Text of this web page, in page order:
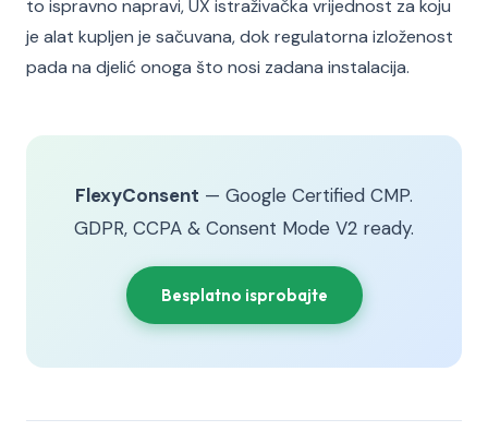
to ispravno napravi, UX istraživačka vrijednost za koju
je alat kupljen je sačuvana, dok regulatorna izloženost
pada na djelić onoga što nosi zadana instalacija.
FlexyConsent — Google Certified CMP.
GDPR, CCPA & Consent Mode V2 ready.
Besplatno isprobajte